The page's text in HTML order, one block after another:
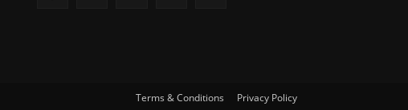
Terms & Conditions Privacy Policy